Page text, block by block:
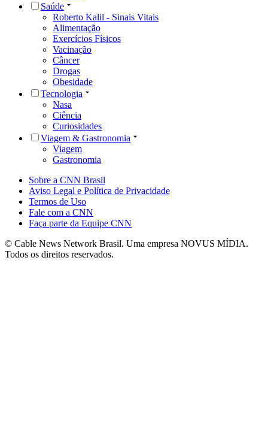
Saúde
Roberto Kalil - Sinais Vitais
Alimentação
Exercícios Físicos
Vacinação
Câncer
Drogas
Obesidade
Tecnologia
Nasa
Ciência
Curiosidades
Viagem & Gastronomia
Viagem
Gastronomia
Sobre a CNN Brasil
Aviso Legal e Política de Privacidade
Termos de Uso
Fale com a CNN
Faça parte da Equipe CNN
© Cable News Network Brasil. Uma empresa NOVUS MÍDIA.
Todos os direitos reservados.